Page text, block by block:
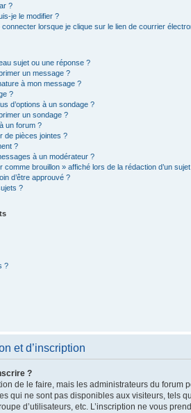
?
je le modifier ?
connecter lorsque je clique sur le lien de courrier
sujet ou une réponse ?
un message ?
à mon message ?
?
d’options à un sondage ?
un sondage ?
un forum ?
de pièces jointes ?
?
à un modérateur ?
brouillon » affiché lors de la rédaction d’un
d’être approuvé ?
?
?
et d’inscription
?
de le faire, mais les administrateurs du
qui ne sont pas disponibles aux visiteurs, tels
d’utilisateurs, etc. L’inscription ne vous